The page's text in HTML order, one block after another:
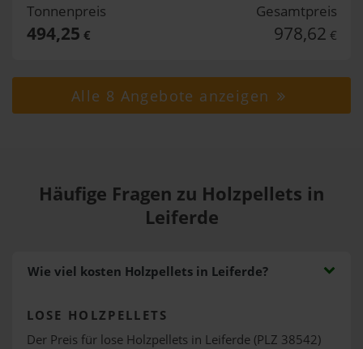
Tonnenpreis
494,25 €
Gesamtpreis
978,62 €
Alle 8 Angebote anzeigen
Häufige Fragen zu Holzpellets in
Leiferde
Wie viel kosten Holzpellets in Leiferde?
LOSE HOLZPELLETS
Der Preis für lose Holzpellets in Leiferde (PLZ 38542)